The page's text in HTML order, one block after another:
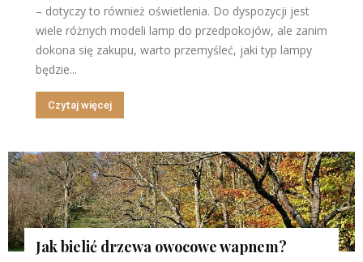
– dotyczy to również oświetlenia. Do dyspozycji jest
wiele różnych modeli lamp do przedpokojów, ale zanim
dokona się zakupu, warto przemyśleć, jaki typ lampy
będzie...
Czytaj więcej
Jak bielić drzewa owocowe wapnem?